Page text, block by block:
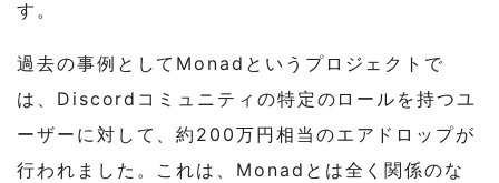
す。
過去の事例としてMonadというプロジェクトで
は、Discordコミュニティの特定のロールを持つユ
ーザーに対して、約200万円相当のエアドロップが
行われました。これは、Monadとは全く関係のな